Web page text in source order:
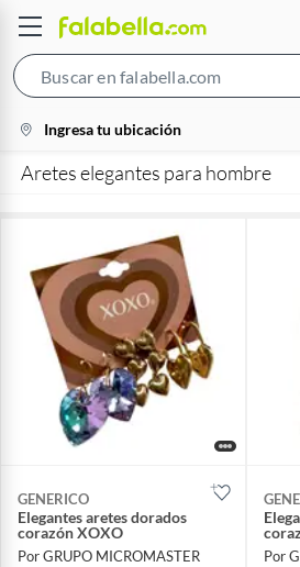
Bar
location-
icon
Ingresa tu ubicación
Aretes elegantes para hombre
GENERICO
Elegantes aretes dorados
corazón XOXO
Por GRUPO MICROMASTER Por